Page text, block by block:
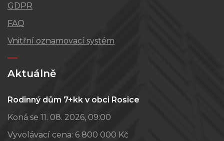
GDPR
FAQ
Vnitřní oznamovací systém
Aktuálně
Rodinný dům 7+kk v obci Rosice
Koná se 11. 08. 2026, 09:00
Vyvolávací cena: 6 800 000 Kč